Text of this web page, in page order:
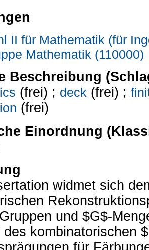
II für Mathematik (für
Mathematik (110000)
Beschreibung
(frei) ; deck (frei) ;
(frei)
Einordnung
widmet sich
und $G$-
des kombinatorischen